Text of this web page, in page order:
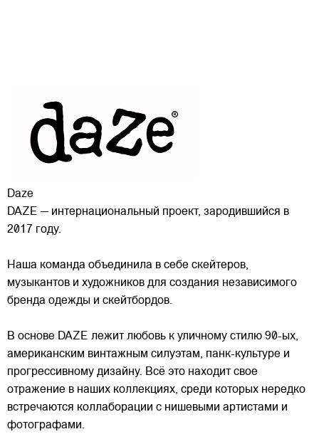
Daze
DAZE — интернациональный проект, зародившийся в
2017 году.
Наша команда объединила в себе скейтеров,
музыкантов и художников для создания независимого
бренда одежды и скейтбордов.
В основе DAZE лежит любовь к уличному стилю 90-ых,
американским винтажным силуэтам, панк-культуре и
прогрессивному дизайну. Всё это находит свое
отражение в наших коллекциях, среди которых нередко
встречаются коллаборации с нишевыми артистами и
фотографами.